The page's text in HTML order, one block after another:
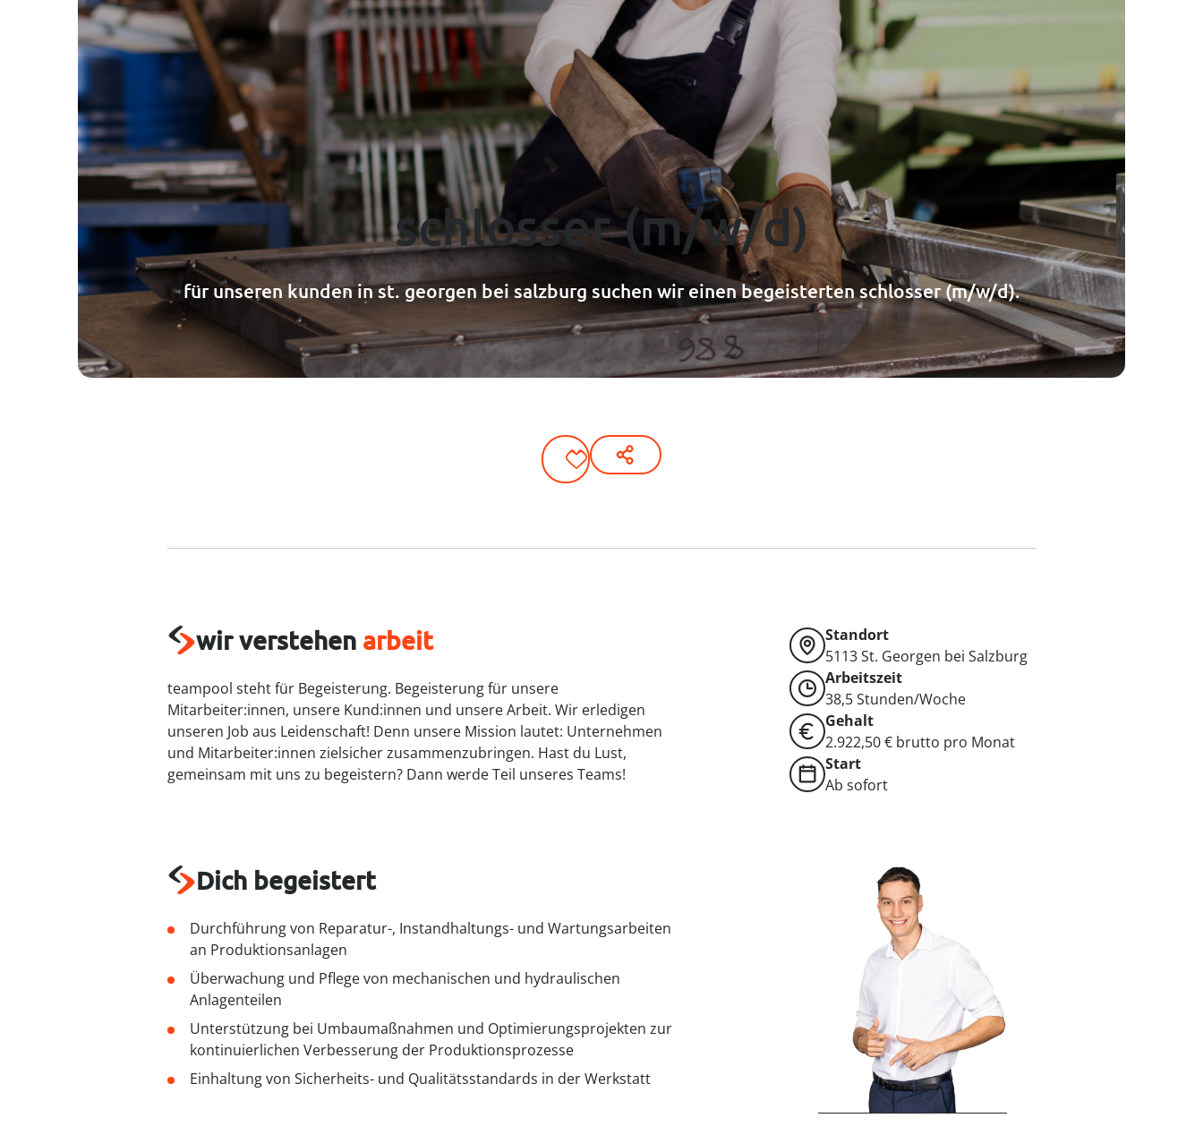
schlosser (m/w/d)
für unseren kunden in st. georgen bei salzburg suchen wir einen begeisterten schlosser (m/w/d).
wir verstehen arbeit
teampool steht für Begeisterung. Begeisterung für unsere
Mitarbeiter:innen, unsere Kund:innen und unsere Arbeit. Wir erledigen
unseren Job aus Leidenschaft! Denn unsere Mission lautet: Unternehmen
und Mitarbeiter:innen zielsicher zusammenzubringen. Hast du Lust,
gemeinsam mit uns zu begeistern? Dann werde Teil unseres Teams!
Dich begeistert
Durchführung von Reparatur-, Instandhaltungs- und Wartungsarbeiten
an Produktionsanlagen
Überwachung und Pflege von mechanischen und hydraulischen
Anlagenteilen
Unterstützung bei Umbaumaßnahmen und Optimierungsprojekten zur
kontinuierlichen Verbesserung der Produktionsprozesse
Einhaltung von Sicherheits- und Qualitätsstandards in der Werkstatt
Standort
5113St. Georgen bei Salzburg
Arbeitszeit
38,5 Stunden/Woche
Gehalt
2.922,50 € brutto pro Monat
Start
Ab sofort